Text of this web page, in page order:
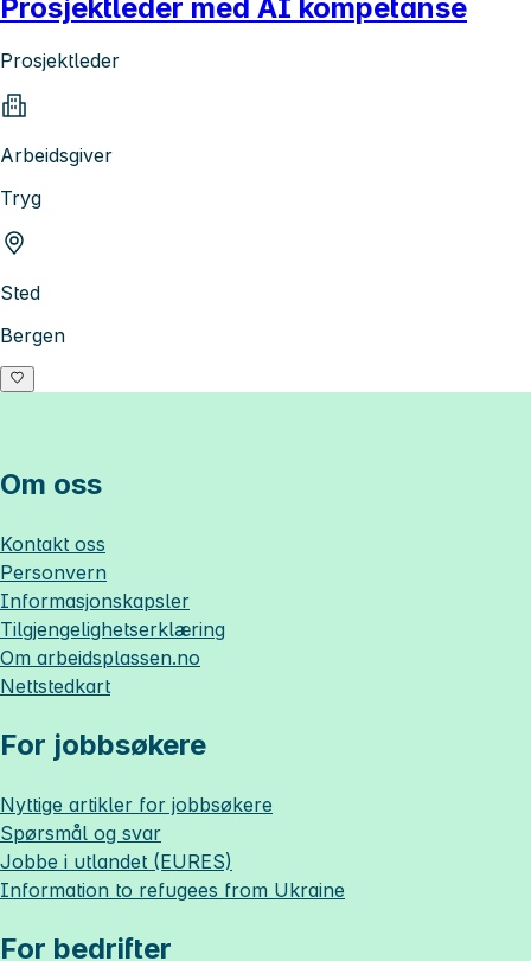
Prosjektleder med AI kompetanse
Prosjektleder
Arbeidsgiver
Tryg
Sted
Bergen
Om oss
Kontakt oss
Personvern
Informasjonskapsler
Tilgjengelighetserklæring
Om arbeidsplassen.no
Nettstedkart
For jobbsøkere
Nyttige artikler for jobbsøkere
Spørsmål og svar
Jobbe i utlandet (EURES)
Information to refugees from Ukraine
For bedrifter